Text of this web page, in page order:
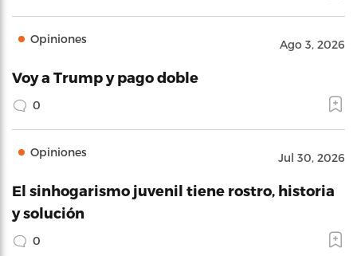
Opiniones Ago 3, 2026
Voy a Trump y pago doble
0
Opiniones Jul 30, 2026
El sinhogarismo juvenil tiene rostro, historia
y solución
0